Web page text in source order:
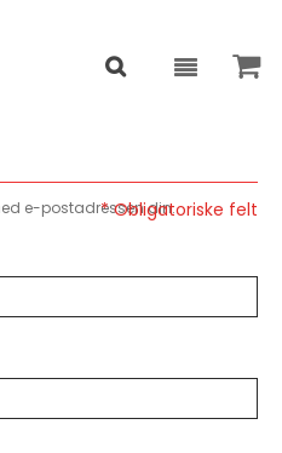
e-postadressen din.